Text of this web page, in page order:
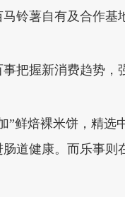
铃薯自有及合作
把握新消费趋势
”鲜焙裸米饼，精
道健康。而乐事